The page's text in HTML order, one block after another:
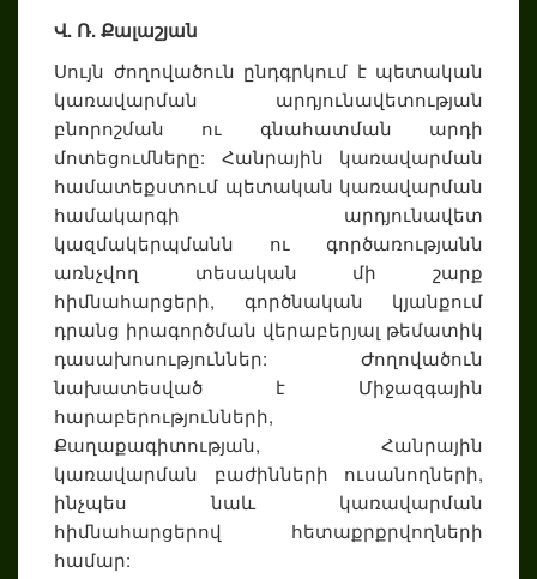
Վ. Ռ. Քալաշյան
Սույն ժողովածուն ընդգրկում է պետական
կառավարման արդյունավետության
բնորոշման ու գնահատման արդի
մոտեցումները: Հանրային կառավարման
համատեքստում պետական կառավարման
համակարգի արդյունավետ
կազմակերպմանն ու գործառությանն
առնչվող տեսական մի շարք
հիմնահարցերի, գործնական կյանքում
դրանց իրագործման վերաբերյալ թեմատիկ
դասախոսություններ: Ժողովածուն
նախատեսված է Միջազգային
հարաբերությունների,
Քաղաքագիտության, Հանրային
կառավարման բաժինների ուսանողների,
ինչպես նաև կառավարման
հիմնահարցերով հետաքրքրվողների
համար: